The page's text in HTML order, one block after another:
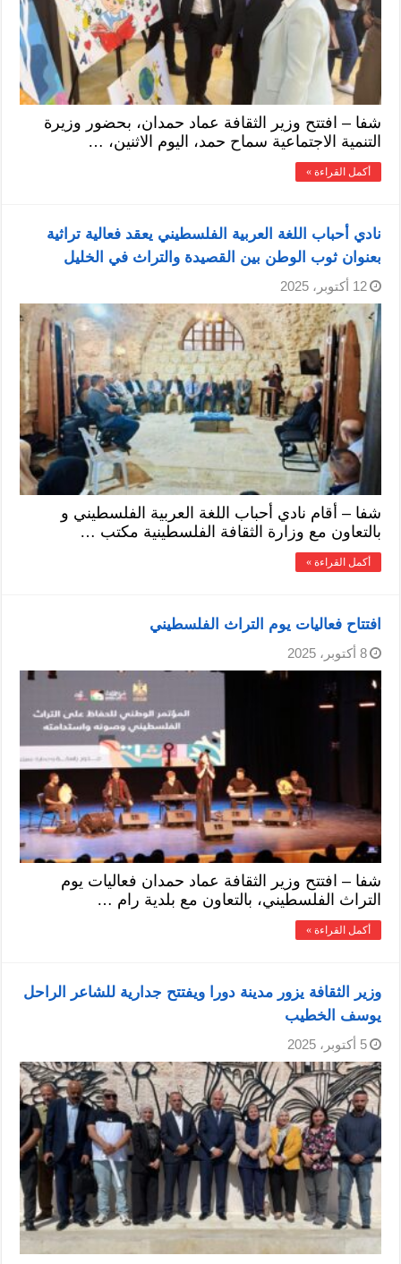
شفا – افتتح وزير الثقافة عماد حمدان، بحضور وزيرة
التنمية الاجتماعية سماح حمد، اليوم الاثنين، …
أكمل القراءة »
نادي أحباب اللغة العربية الفلسطيني يعقد فعالية تراثية
بعنوان ثوب الوطن بين القصيدة والتراث في الخليل
12 أكتوبر، 2025
شفا – أقام نادي أحباب اللغة العربية الفلسطيني و
بالتعاون مع وزارة الثقافة الفلسطينية مكتب …
أكمل القراءة »
افتتاح فعاليات يوم التراث الفلسطيني
8 أكتوبر، 2025
شفا – افتتح وزير الثقافة عماد حمدان فعاليات يوم
التراث الفلسطيني، بالتعاون مع بلدية رام …
أكمل القراءة »
وزير الثقافة يزور مدينة دورا ويفتتح جدارية للشاعر الراحل
يوسف الخطيب
5 أكتوبر، 2025